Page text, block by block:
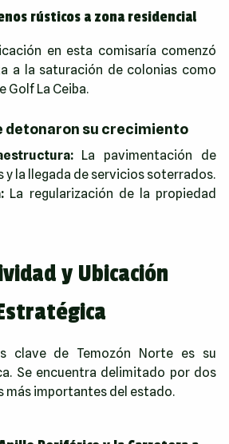
rústicos a zona residencial
en esta comisaría comenzó
a la saturación de colonias como
Golf La Ceiba.
detonaron su crecimiento
La pavimentación de
y la llegada de servicios soterrados.
La regularización de la propiedad
y Ubicación
clave de Temozón Norte es su
Se encuentra delimitado por dos
más importantes del estado.